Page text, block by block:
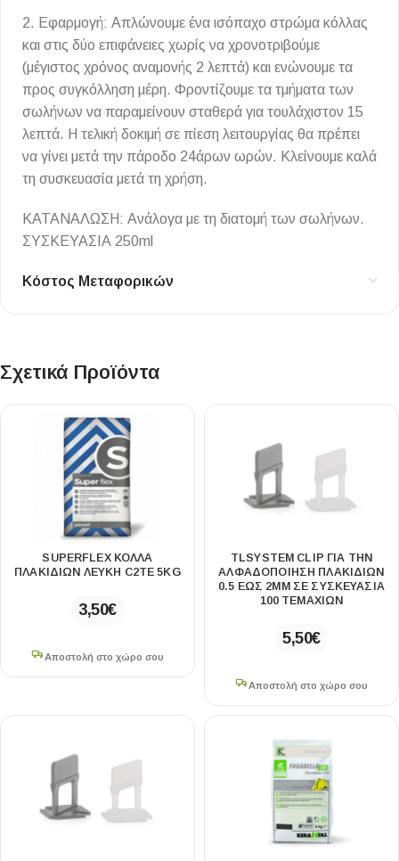
2. Εφαρμογή: Απλώνουμε ένα ισόπαχο στρώμα κόλλας
και στις δύο επιφάνειες χωρίς να χρονοτριβούμε
(μέγιστος χρόνος αναμονής 2 λεπτά) και ενώνουμε τα
προς συγκόλληση μέρη. Φροντίζουμε τα τμήματα των
σωλήνων να παραμείνουν σταθερά για τουλάχιστον 15
λεπτά. Η τελική δοκιμή σε πίεση λειτουργίας θα πρέπει
να γίνει μετά την πάροδο 24άρων ωρών. Κλείνουμε καλά
τη συσκευασία μετά τη χρήση.
ΚΑΤΑΝΑΛΩΣΗ: Aνάλογα με τη διατομή των σωλήνων.
ΣΥΣΚΕΥΑΣΙΑ 250ml
Κόστος Μεταφορικών
Σχετικά Προϊόντα
SUPERFLEX ΚΟΛΛΑ
ΠΛΑΚΙΔΙΩΝ ΛΕΥΚΗ C2ΤE 5KG
3,50€
Αποστολή στο χώρο σου
TLSYSTEM CLIP ΓΙΑ ΤΗΝ
ΑΛΦΑΔΟΠΟΙΗΣΗ ΠΛΑΚΙΔΙΩΝ
0.5 ΕΩΣ 2MM ΣΕ ΣΥΣΚΕΥΑΣΙΑ
100 ΤΕΜΑΧΙΩΝ
5,50€
Αποστολή στο χώρο σου